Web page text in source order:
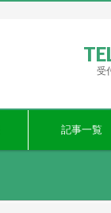
受
記事一覧